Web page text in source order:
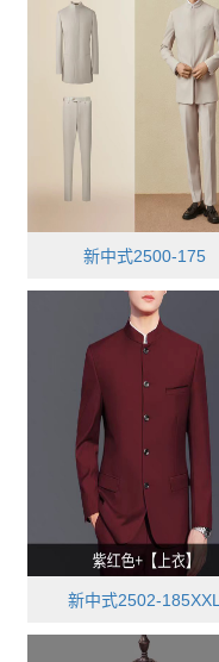
新中式2500-175
新中式2502-185XXL